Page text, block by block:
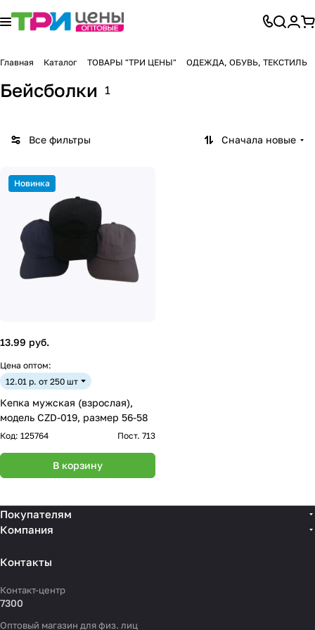
Главная Каталог ТОВАРЫ "ТРИ ЦЕНЫ" ОДЕЖДА, ОБУВЬ, ТЕКСТИЛЬ
Бейсболки 1
Все фильтры Сначала новые
Новинка
13.99 руб.
Цена оптом:
12.01 р. от 250 шт
Кепка мужская (взрослая),
модель CZD-019, размер 56-58
Код: 125764 Пост. 713
В корзину
Покупателям
Компания
Контакты
Контакт-центр
7300
Оптовый магазин для физ. лиц